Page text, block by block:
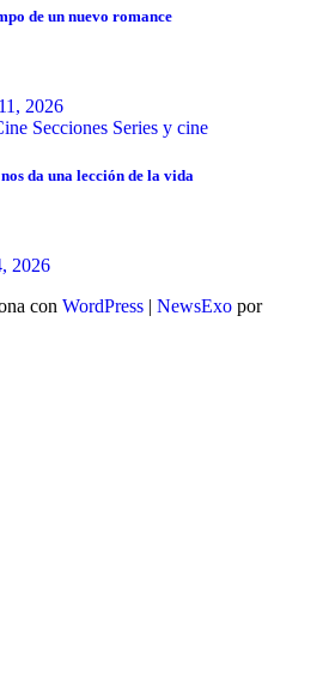
de un nuevo romance
2026
Secciones Series y cine
da una lección de la vida
2026
con WordPress | NewsExo por